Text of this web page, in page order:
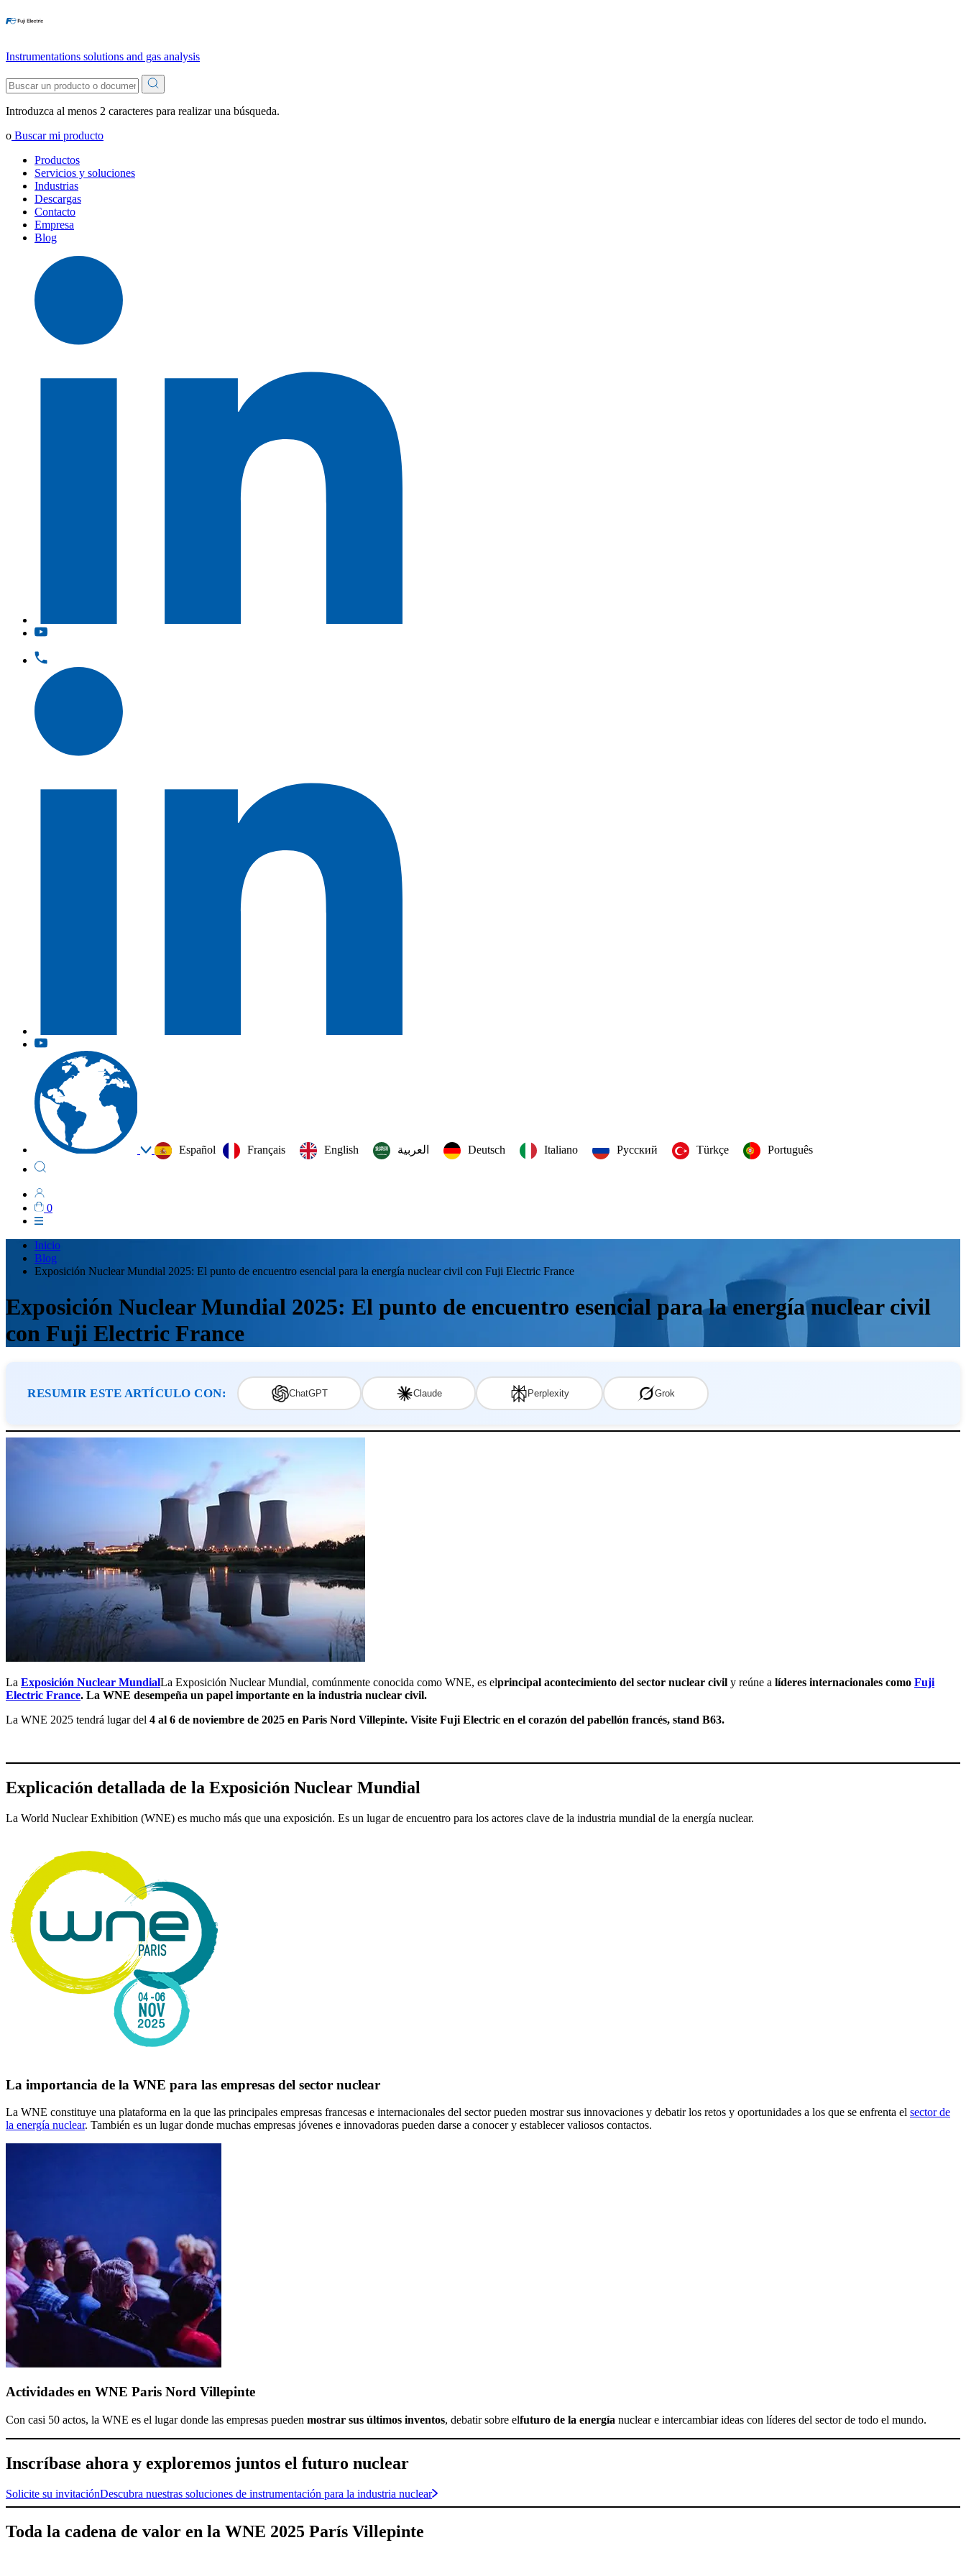
Instrumentations solutions and gas analysis
Introduzca al menos 2 caracteres para realizar una búsqueda.
o Buscar mi producto
Productos
Servicios y soluciones
Industrias
Descargas
Contacto
Empresa
Blog
Español Français English العربية‏ Deutsch Italiano Русский Türkçe Português
0
Inicio
Blog
Exposición Nuclear Mundial 2025: El punto de encuentro esencial para la energía nuclear civil con Fuji Electric France
Exposición Nuclear Mundial 2025: El punto de encuentro esencial para la energía nuclear civil
con Fuji Electric France
RESUMIR ESTE ARTÍCULO CON: ChatGPT Claude Perplexity Grok
La Exposición Nuclear MundialLa Exposición Nuclear Mundial, comúnmente conocida como WNE, es elprincipal acontecimiento del sector nuclear civil y reúne a líderes internacionales como Fuji
Electric France. La WNE desempeña un papel importante en la industria nuclear civil.
La WNE 2025 tendrá lugar del 4 al 6 de noviembre de 2025 en Paris Nord Villepinte. Visite Fuji Electric en el corazón del pabellón francés, stand B63.
Explicación detallada de la Exposición Nuclear Mundial
La World Nuclear Exhibition (WNE) es mucho más que una exposición. Es un lugar de encuentro para los actores clave de la industria mundial de la energía nuclear.
La importancia de la WNE para las empresas del sector nuclear
La WNE constituye una plataforma en la que las principales empresas francesas e internacionales del sector pueden mostrar sus innovaciones y debatir los retos y oportunidades a los que se enfrenta el sector de
la energía nuclear. También es un lugar donde muchas empresas jóvenes e innovadoras pueden darse a conocer y establecer valiosos contactos.
Actividades en WNE Paris Nord Villepinte
Con casi 50 actos, la WNE es el lugar donde las empresas pueden mostrar sus últimos inventos, debatir sobre elfuturo de la energía nuclear e intercambiar ideas con líderes del sector de todo el mundo.
Inscríbase ahora y exploremos juntos el futuro nuclear
Solicite su invitaciónDescubra nuestras soluciones de instrumentación para la industria nuclear
Toda la cadena de valor en la WNE 2025 París Villepinte